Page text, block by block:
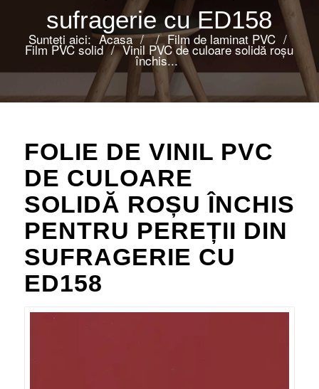
sufragerie cu ED158
Sunteți aici: Acasa / / Film de laminat PVC /
Film PVC solid / Vinil PVC de culoare solidă roșu
închis...
FOLIE DE VINIL PVC
DE CULOARE
SOLIDĂ ROȘU ÎNCHIS
PENTRU PEREȚII DIN
SUFRAGERIE CU
ED158